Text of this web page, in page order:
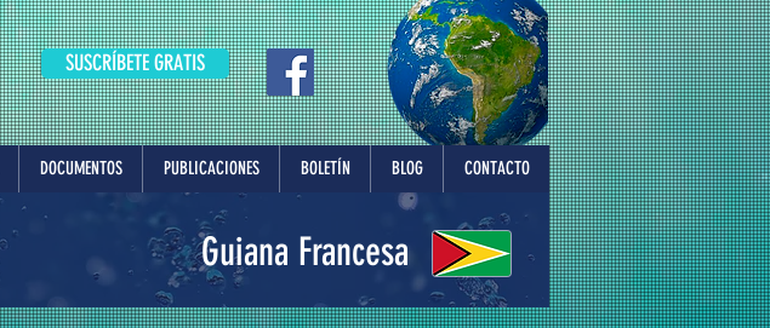
SUSCRÍBETE GRATIS
DOCUMENTOS PUBLICACIONES BOLETÍN BLOG CONTACTO
Guiana Francesa